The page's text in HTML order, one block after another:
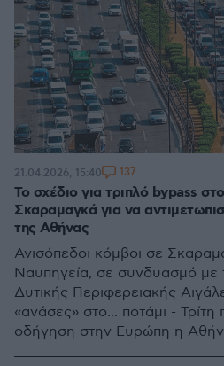
To σχέδιο για τριπλό bypass
Σκαραμαγκά για να
της Αθήνας
Ανισόπεδοι κόμβοι σε
Ναυπηγεία, σε συνδυασμό με
Δυτικής Περιφερειακής
«ανάσες» στο... ποτάμι - Τρίτη
οδήγηση στην Ευρώπη η
21.04.2026, 15:40 137